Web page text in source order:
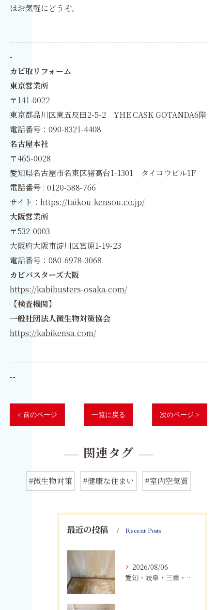
はお気軽にどうぞ。
--------------------------------------------------------------------
-
カビ取リフォーム
東京営業所
〒141-0022
東京都品川区東五反田2-5-2 YHE CASK GOTANDA6階
電話番号：090-8321-4408
名古屋本社
〒465-0028
愛知県名古屋市名東区猪高台1-1301 タイコウビル1F
電話番号 : 0120-588-766
サイト： https://taikou-kensou.co.jp/
大阪営業所
〒532-0003
大阪府大阪市淀川区宮原1-19-23
電話番号：080-6978-3068
カビバスターズ大阪
https://kabibusters-osaka.com/
【検査機関】
一般社団法人微生物対策協会
https://kabikensa.com/
--------------------------------------------------------------------
--
< 前のページ 一覧に戻る 次のページ >
関連タグ
#微生物対策 #健康な住まい #室内空気質
最近の投稿 Recent Posts
2026/08/06
愛知・岐阜・三重・静岡の公営住宅で発生するカビ対策｜原因・健康被害・効果的な予防方法を徹底解説